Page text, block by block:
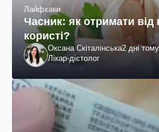
Лайфхаки
Часник: як отримати
користі?
Оксана Скіталінська2 дні тому
Лікар-дієтолог